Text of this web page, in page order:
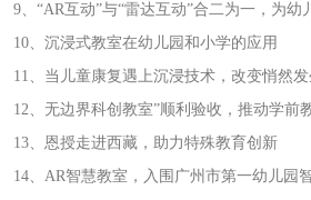
9、“AR互动”与“雷达互动”合二为一，为幼
10、沉浸式教室在幼儿园和小学的应用
11、当儿童康复遇上沉浸技术，改变悄然
12、无边界科创教室”顺利验收，推动学前
13、恩授走进西藏，助力特殊教育创新
14、AR智慧教室，入围广州市第一幼儿园